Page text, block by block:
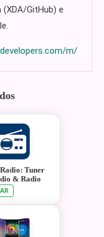
GitHub) e
m/
Tuner
& Radio